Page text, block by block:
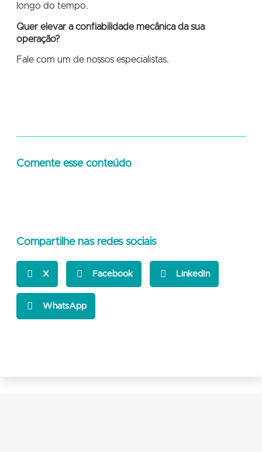
longo do tempo.
Quer elevar a confiabilidade mecânica da sua
operação?
Fale com um de nossos especialistas.
Comente esse conteúdo
Compartilhe nas redes sociais
X Facebook LinkedIn
WhatsApp